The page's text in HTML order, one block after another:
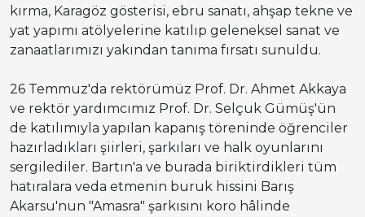
kırma, Karagöz gösterisi, ebru sanatı, ahşap tekne ve
yat yapımı atölyelerine katılıp geleneksel sanat ve
zanaatlarımızı yakından tanıma fırsatı sunuldu.
26 Temmuz'da rektörümüz Prof. Dr. Ahmet Akkaya
ve rektör yardımcımız Prof. Dr. Selçuk Gümüş'ün
de katılımıyla yapılan kapanış töreninde öğrenciler
hazırladıkları şiirleri, şarkıları ve halk oyunlarını
sergilediler. Bartın'a ve burada biriktirdikleri tüm
hatıralara veda etmenin buruk hissini Barış
Akarsu'nun "Amasra" şarkısını koro hâlinde